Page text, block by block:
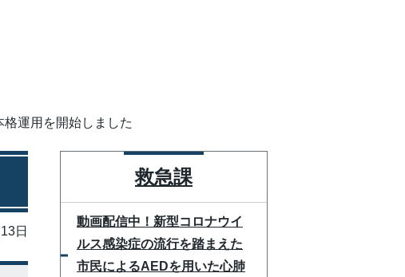
格運用を開始しました
日
救急課
動画配信中！新型コロナウイ
ルス感染症の流行を踏まえた
市民によるAEDを用いた心肺